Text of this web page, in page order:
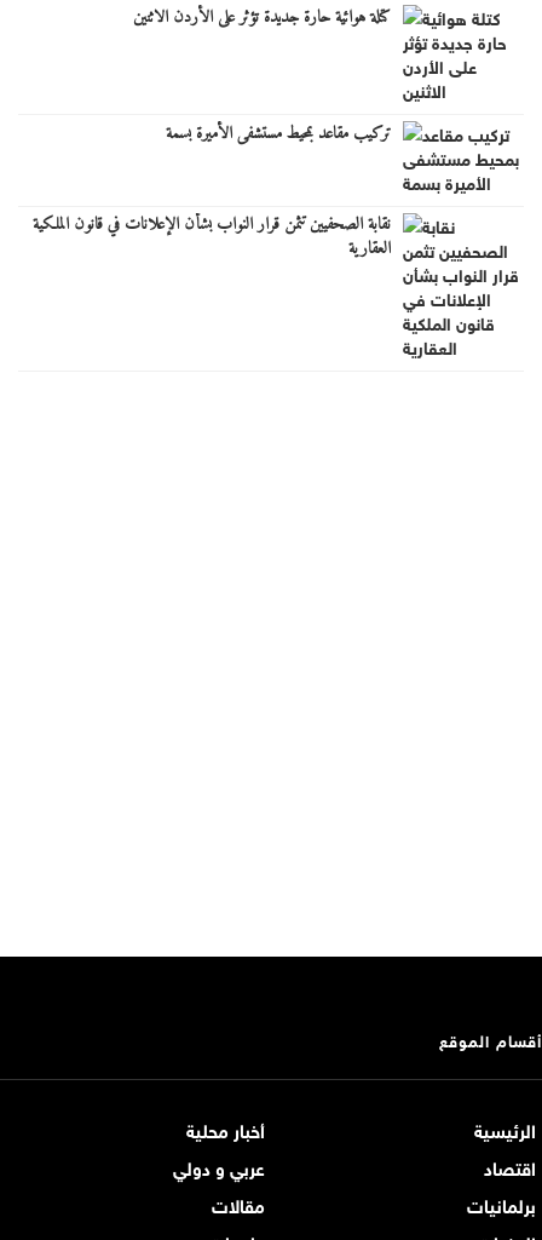
كتلة هوائية حارة جديدة تؤثر على الأردن الاثنين
تركيب مقاعد بمحيط مستشفى الأميرة بسمة
نقابة الصحفيين تثمن قرار النواب بشأن الإعلانات في قانون الملكية
العقارية
أقسام الموقع
الرئيسية
أخبار محلية
اقتصاد
عربي و دولي
برلمانيات
مقالات